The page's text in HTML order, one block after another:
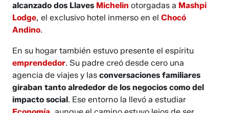
alcanzado dos Llaves Michelin otorgadas a Mashpi
Lodge, el exclusivo hotel inmerso en elChocó
Andino.
En su hogar también estuvo presente el espíritu
emprendedor. Su padre creó desde cero una
agencia de viajes y lasconversaciones familiares
giraban tanto alrededor de los negocios como del
impacto social. Ese entorno la llevó a estudiar